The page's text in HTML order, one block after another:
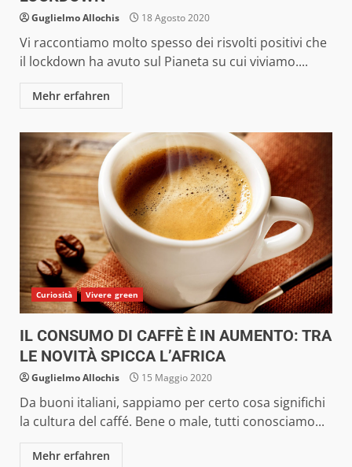
Guglielmo Allochis 18 Agosto 2020
Vi raccontiamo molto spesso dei risvolti positivi che
il lockdown ha avuto sul Pianeta su cui viviamo....
Mehr erfahren
Curiosità Vivere green
IL CONSUMO DI CAFFÈ È IN AUMENTO: TRA
LE NOVITÀ SPICCA L’AFRICA
Guglielmo Allochis 15 Maggio 2020
Da buoni italiani, sappiamo per certo cosa significhi
la cultura del caffé. Bene o male, tutti conosciamo...
Mehr erfahren